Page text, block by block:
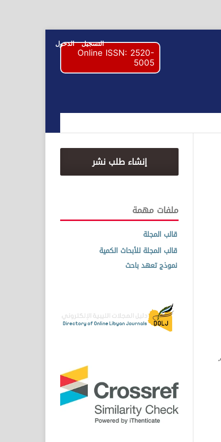
Online ISSN: 2520-
5005
التسجيل الدخول
إنشاء طلب نشر
ملفات مهمة
قالب المجلة
قالب المجلة للأبحاث الكمية
نموذج تعهد باحث